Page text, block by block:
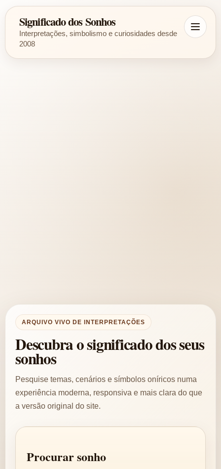
Significado dos Sonhos
Interpretações, simbolismo e curiosidades desde
2008
ARQUIVO VIVO DE INTERPRETAÇÕES
Descubra o significado dos seus
sonhos
Pesquise temas, cenários e símbolos oníricos numa
experiência moderna, responsiva e mais clara do que
a versão original do site.
Procurar sonho